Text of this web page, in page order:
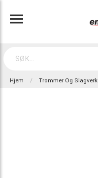
Hjem Trommer Og Slagverk